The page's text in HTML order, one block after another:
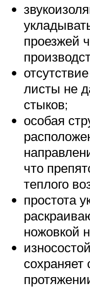
проезжей
листы не
стыков;
особая
что
теплого
простота
ножовкой
сохраняет